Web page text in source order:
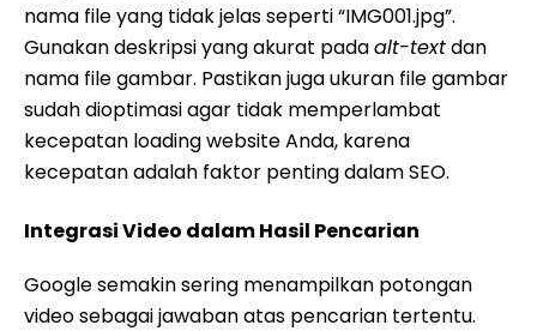
nama file yang tidak jelas seperti “IMG001.jpg”.
Gunakan deskripsi yang akurat padaalt-textdan
nama file gambar. Pastikan juga ukuran file gambar
sudah dioptimasi agar tidak memperlambat
kecepatan loading website Anda, karena
kecepatan adalah faktor penting dalam SEO.
Integrasi Video dalam Hasil Pencarian
Google semakin sering menampilkan potongan
video sebagai jawaban atas pencarian tertentu.